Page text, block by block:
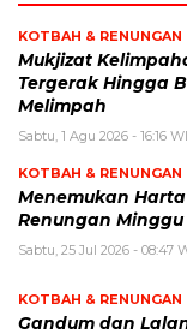
KOTBAH & RENUNGAN
Mukjizat
Tergerak Hingga
Melimpah
Sabtu, 1 Agu 2026 - 16:16
KOTBAH & RENUNGAN
Menemukan
Renungan Minggu
Sabtu, 25 Jul 2026 - 08:47
KOTBAH & RENUNGAN
Gandum dan